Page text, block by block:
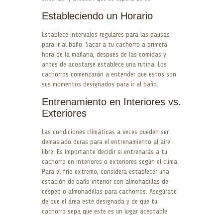
Estableciendo un Horario
Establece intervalos regulares para las pausas
para ir al baño. Sacar a tu cachorro a primera
hora de la mañana, después de las comidas y
antes de acostarse establece una rutina. Los
cachorros comenzarán a entender que estos son
sus momentos designados para ir al baño.
Entrenamiento en Interiores vs.
Exteriores
Las condiciones climáticas a veces pueden ser
demasiado duras para el entrenamiento al aire
libre. Es importante decidir si entrenarás a tu
cachorro en interiores o exteriores según el clima.
Para el frío extremo, considera establecer una
estación de baño interior con almohadillas de
césped o almohadillas para cachorros. Asegúrate
de que el área esté designada y de que tu
cachorro sepa que este es un lugar aceptable